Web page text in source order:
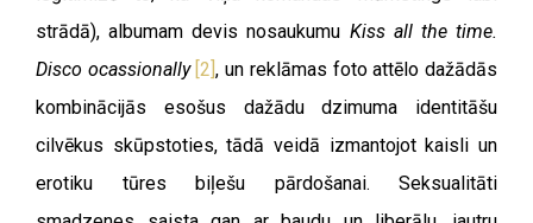
strādā), albumam devis nosaukumu Kiss all the time.
Disco ocassionally [2], un reklāmas foto attēlo dažādās
kombinācijās esošus dažādu dzimuma identitāšu
cilvēkus skūpstoties, tādā veidā izmantojot kaisli un
erotiku tūres biļešu pārdošanai. Seksualitāti